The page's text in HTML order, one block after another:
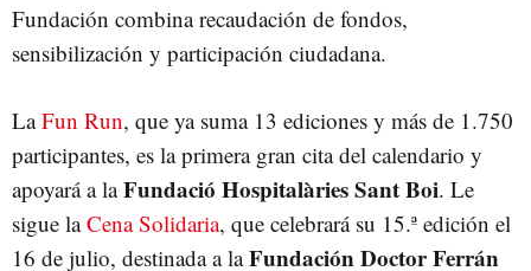
Fundación combina recaudación de fondos,
sensibilización y participación ciudadana.
LaFun Run, que ya suma 13 ediciones y más de 1.750
participantes, es la primera gran cita del calendario y
apoyará a laFundació Hospitalàries Sant Boi. Le
sigue laCena Solidaria, que celebrará su 15.ª edición el
16 de julio, destinada a laFundación Doctor Ferrán